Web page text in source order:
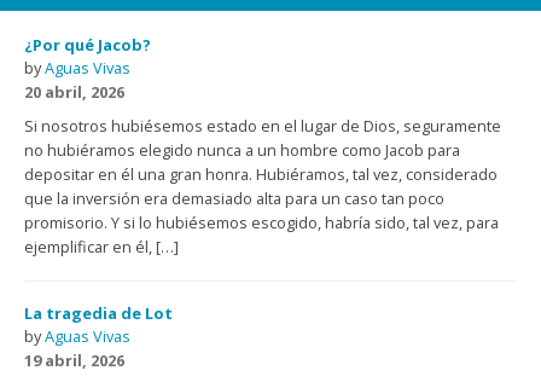
¿Por qué Jacob?
byAguas Vivas
20 abril, 2026
Si nosotros hubiésemos estado en el lugar de Dios, seguramente
no hubiéramos elegido nunca a un hombre como Jacob para
depositar en él una gran honra. Hubiéramos, tal vez, considerado
que la inversión era demasiado alta para un caso tan poco
promisorio. Y si lo hubiésemos escogido, habría sido, tal vez, para
ejemplificar en él, […]
La tragedia de Lot
byAguas Vivas
19 abril, 2026